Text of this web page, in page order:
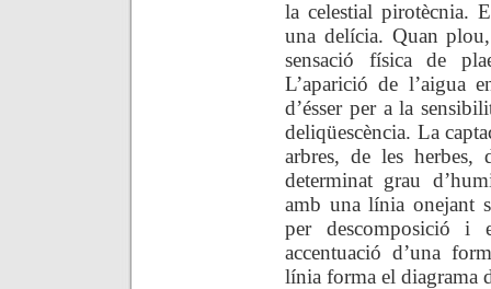
la celestial pirotècnia.
una delícia. Quan
sensació física de
L’aparició de l’aigua
d’ésser per a la
deliqüescència. La
arbres, de les herbes,
determinat grau
amb una línia onejant
per descomposició i
accentuació d’una
línia forma el diagrama